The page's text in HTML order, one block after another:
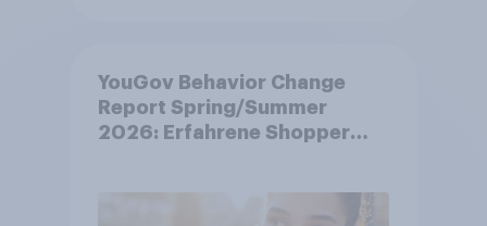
YouGov Behavior Change
Report Spring/Summer
2026: Erfahrene Shopper